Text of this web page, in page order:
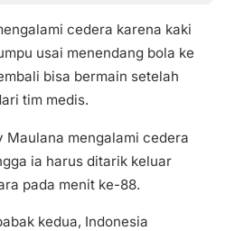
cedera karena kaki
usai menendang bola ke
bisa bermain setelah
tim medis.
Maulana mengalami cedera
ia harus ditarik keluar
pada menit ke-88.
kedua, Indonesia